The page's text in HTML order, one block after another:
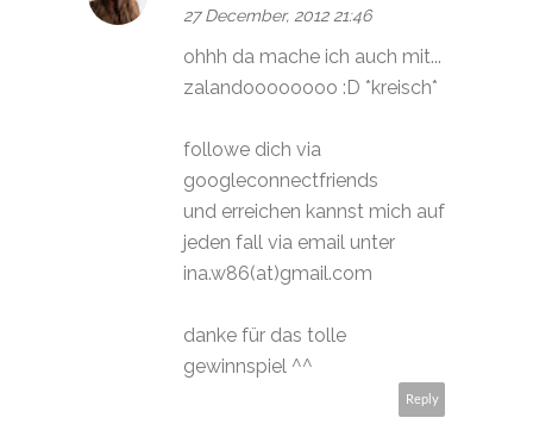
27 December, 2012 21:46
ohhh da mache ich auch mit...
zalandoooooooo :D *kreisch*
followe dich via
googleconnectfriends
und erreichen kannst mich auf
jeden fall via email unter
ina.w86(at)gmail.com
danke für das tolle
gewinnspiel ^^
Reply